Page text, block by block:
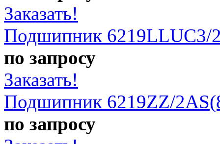
Заказать!
Подшипник 6219LLUC3/
по запросу
Заказать!
Подшипник 6219ZZ/
по запросу